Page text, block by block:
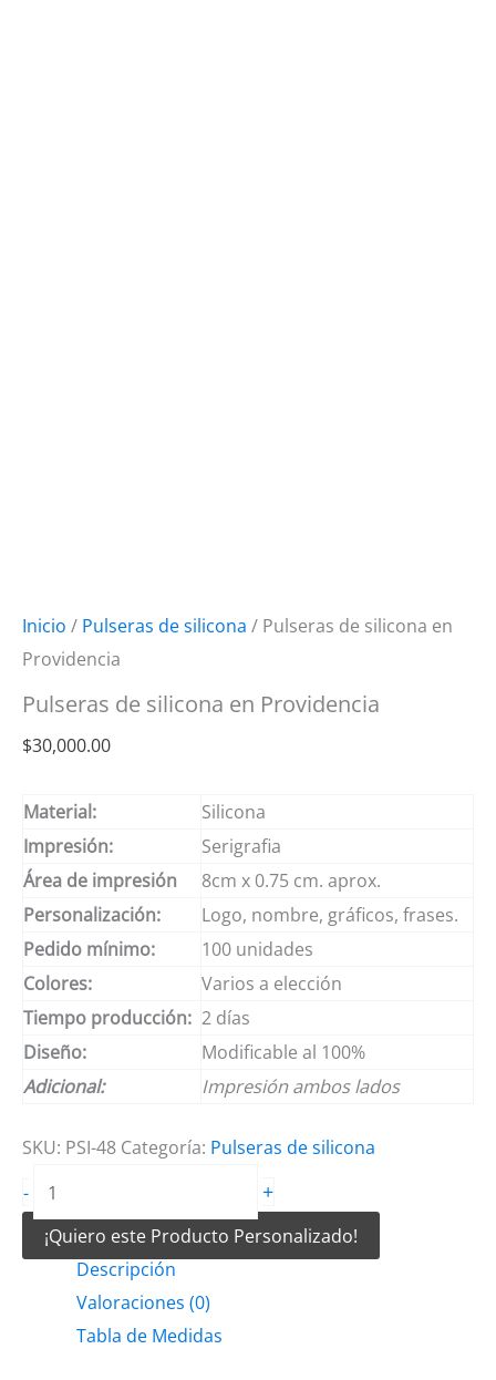
Inicio / Pulseras de silicona / Pulseras de silicona en
Providencia
Pulseras de silicona en Providencia
$30,000.00
Material:
Silicona
Impresión:
Serigrafia
Área de impresión
8cm x 0.75 cm. aprox.
Personalización:
Logo, nombre, gráficos, frases.
Pedido mínimo:
100 unidades
Colores:
Varios a elección
Tiempo producción: 2 días
Diseño:
Modificable al 100%
Adicional:
Impresión ambos lados
SKU: PSI-48 Categoría: Pulseras de silicona
-
de
silicona
Providencia
cantidad
+
¡Quiero este Producto Personalizado!
Descripción
Valoraciones (0)
Tabla de Medidas